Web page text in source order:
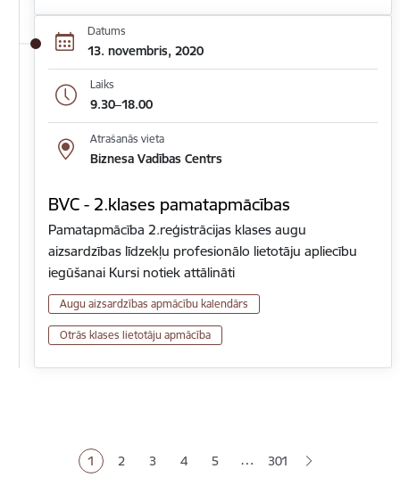
Datums
13. novembris, 2020
Laiks
9.30–18.00
Atrašanās vieta
Biznesa Vadības Centrs
BVC - 2.klases pamatapmācības
Pamatapmācība 2.reģistrācijas klases augu
aizsardzības līdzekļu profesionālo lietotāju apliecību
iegūšanai Kursi notiek attālināti
Augu aizsardzības apmācību kalendārs
Otrās klases lietotāju apmācība
Pašreizējā lapa
1 Lapa
2 Lapa
3 Lapa
4 Lapa
5 … 301